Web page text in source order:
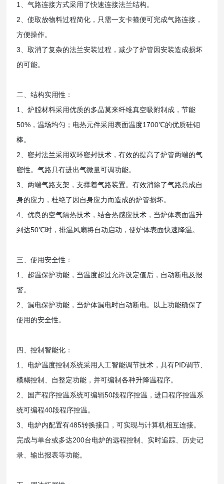
1、气路连接方式采用了快速连接法兰结构。
2、使取放物料过程简化，只需一支卡箍便可完成气路连接，
方便操作。
3、取消了复杂的法兰安装过程，减少了炉管因安装造成损坏
的可能。
二、结构实用性：
1、炉膛材料采用优质的多晶莫来纤维真空吸附制成，节能
50%，温场均匀；电热元件采用表面温度1700℃的优质硅钼
棒。
2、密封法兰采用双环密封技术，有效的提高了炉管两端的气
密性。气路具有进出气微量可调功能。
3、两端气路支架，支撑着气路装置。有效消除了气路总成自
身的应力，杜绝了因自身应力而造成的炉管损坏。
4、优良的空气隔热技术，结合热感应技术，当炉体表面温升
到达50℃时，排温风扇将自动启动，使炉体表面快速降温。
三、使用安全性：
1、超温保护功能，当温度超过允许设定值后，自动断电及报
警。
2、漏电保护功能，当炉体漏电时自动断电。以上功能确保了
使用的安全性。
四、控制智能化：
1、电炉温度控制系统采用人工智能调节技术，具有PID调节、
模糊控制、自整定功能，并可编制各种升降温程序。
2、国产程序控温系统可编辑50段程序控温，进口程序控温系
统可编程40段程序控温。
3、电炉内配置有485转换接口，可实现与计算机相互连接。
完成与单台或多达200台电炉的远程控制、实时追踪、历史记
录、输出报表等功能。